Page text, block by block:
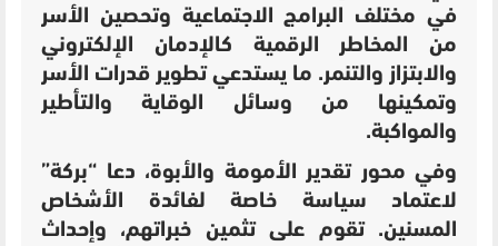
في مختلف البرامج الاجتماعية وتحصين الأسر
من المخاطر الرقمية كالإدمان الإلكتروني
والابتزاز والتنمر. ما يستدعي تطوير قدرات الأسر
وتمكينها من وسائل الوقاية والتأطير
والمواكبة.
وفي محور تقدير الأمومة والأبوة، دعا “بركة”
لاعتماد سياسة خاصة لفائدة الأشخاص
المسنين. تقوم على تثمين خبراتهم، وإحداث